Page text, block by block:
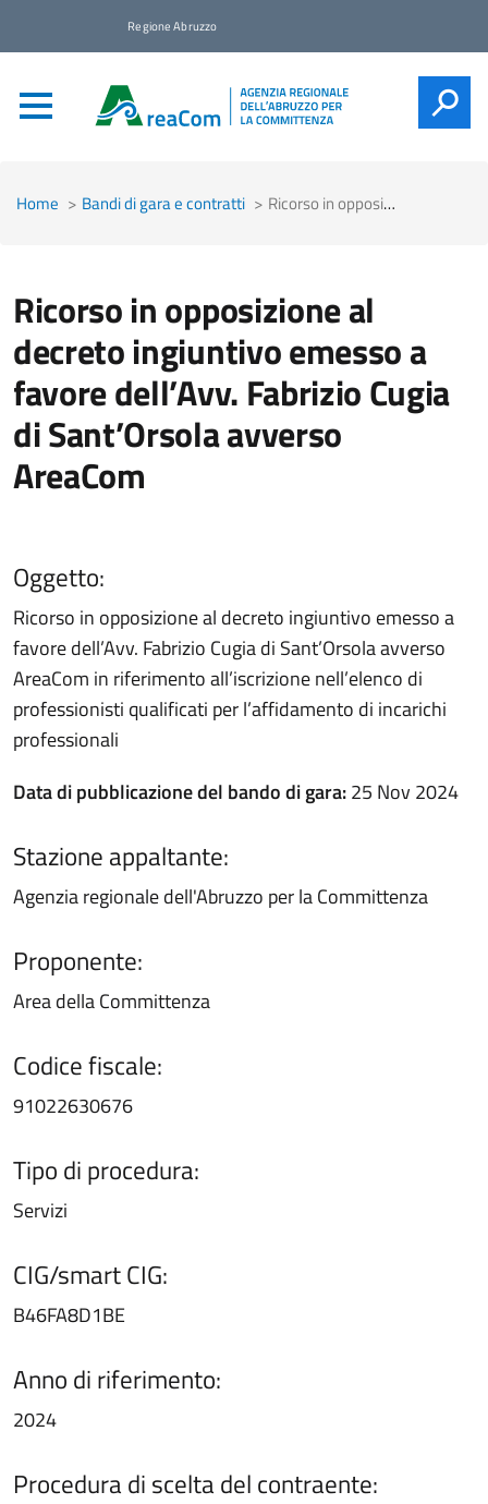
Regione Abruzzo
Home Bandi di gara e contratti Ricorso in opposizione al decreto ingiuntivo emesso a favore dell’Avv. Fabrizio Cugia di Sant’Orsola avverso AreaCom
Ricorso in opposizione al
decreto ingiuntivo emesso a
favore dell’Avv. Fabrizio Cugia
di Sant’Orsola avverso
AreaCom
Oggetto:
Ricorso in opposizione al decreto ingiuntivo emesso a
favore dell’Avv. Fabrizio Cugia di Sant’Orsola avverso
AreaCom in riferimento all’iscrizione nell’elenco di
professionisti qualificati per l’affidamento di incarichi
professionali
Data di pubblicazione del bando di gara:25 Nov 2024
Stazione appaltante:
Agenzia regionale dell'Abruzzo per la Committenza
Proponente:
Area della Committenza
Codice fiscale:
91022630676
Tipo di procedura:
Servizi
CIG/smart CIG:
B46FA8D1BE
Anno di riferimento:
2024
Procedura di scelta del contraente: